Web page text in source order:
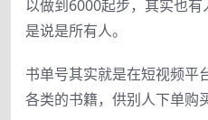
以做到6000起步，其实也
是说是所有人。
书单号其实就是在短视频平
各类的书籍，供别人下单购